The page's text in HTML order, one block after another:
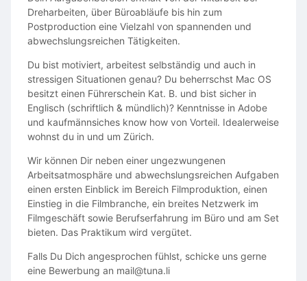
Dreharbeiten, über Büroabläufe bis hin zum
Postproduction eine Vielzahl von spannenden und
abwechslungsreichen Tätigkeiten.
Du bist motiviert, arbeitest selbständig und auch in
stressigen Situationen genau? Du beherrschst Mac OS
besitzt einen Führerschein Kat. B. und bist sicher in
Englisch (schriftlich & mündlich)? Kenntnisse in Adobe
und kaufmännsiches know how von Vorteil. Idealerweise
wohnst du in und um Zürich.
Wir können Dir neben einer ungezwungenen
Arbeitsatmosphäre und abwechslungsreichen Aufgaben
einen ersten Einblick im Bereich Filmproduktion, einen
Einstieg in die Filmbranche, ein breites Netzwerk im
Filmgeschäft sowie Berufserfahrung im Büro und am Set
bieten. Das Praktikum wird vergütet.
Falls Du Dich angesprochen fühlst, schicke uns gerne
eine Bewerbung an mail@tuna.li